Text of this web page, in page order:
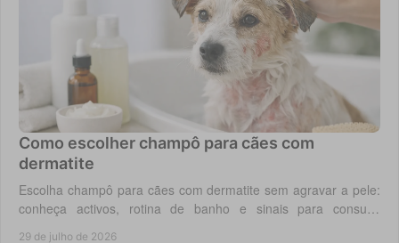
Como escolher champô para cães com
dermatite
Escolha champô para cães com dermatite sem agravar a pele:
conheça activos, rotina de banho e sinais para consulta
29 de julho de 2026